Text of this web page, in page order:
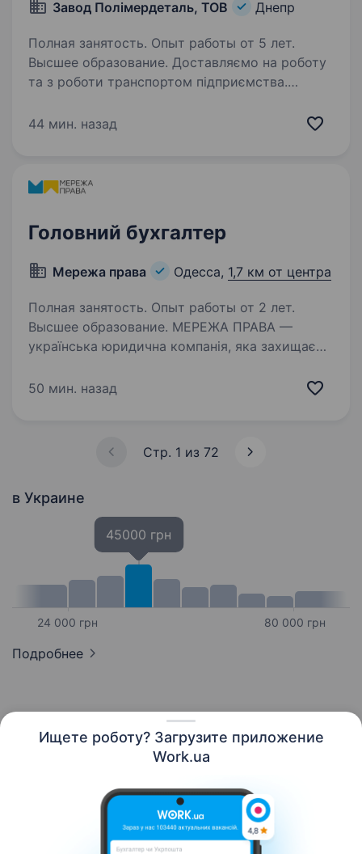
Ищете роботу? Загрузите приложение
Work.ua
Завод Полімердеталь, ТОВ Днепр
Полная занятость. Опыт работы от 5 лет.
Высшее образование. Доставляємо на роботу
та з роботи транспортом підприємства.
(бухгалтерський облік і аудит, фінанси,
44 мин. назад
Головний бухгалтер
Мережа права Одесса, 1,7 км от центра
Полная занятость. Опыт работы от 2 лет.
Высшее образование. МЕРЕЖА ПРАВА —
українська юридична компанія, яка захищає
вибудовуючи якісний, технологічний і
50 мин. назад
Стр. 1 из 72
в Украине
24 000 грн
45000 грн
80 000 грн
Подробнее